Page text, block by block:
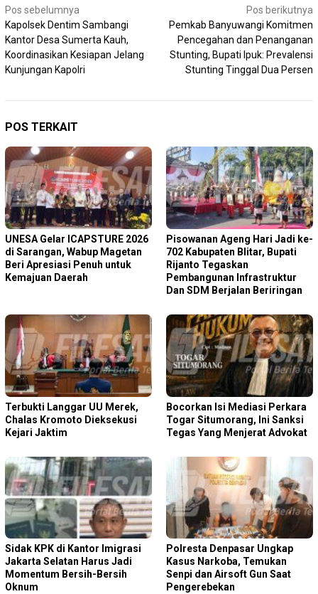
Navigasi
pos
Pos sebelumnya
Kapolsek Dentim Sambangi
Kantor Desa Sumerta Kauh,
Koordinasikan Kesiapan Jelang
Kunjungan Kapolri
Pos berikutnya
Pemkab Banyuwangi Komitmen
Pencegahan dan Penanganan
Stunting, Bupati Ipuk: Prevalensi
Stunting Tinggal Dua Persen
POS TERKAIT
‎UNESA Gelar ICAPSTURE 2026
di Sarangan, Wabup Magetan
Beri Apresiasi Penuh untuk
Kemajuan Daerah
Pisowanan Ageng Hari Jadi ke-
702 Kabupaten Blitar, Bupati
Rijanto Tegaskan
Pembangunan Infrastruktur
Dan SDM Berjalan Beriringan
Terbukti Langgar UU Merek,
Chalas Kromoto Dieksekusi
Kejari Jaktim
Bocorkan Isi Mediasi Perkara
Togar Situmorang, Ini Sanksi
Tegas Yang Menjerat Advokat
Sidak KPK di Kantor Imigrasi
Jakarta Selatan Harus Jadi
Momentum Bersih-Bersih
Oknum
Polresta Denpasar Ungkap
Kasus Narkoba, Temukan
Senpi dan Airsoft Gun Saat
Pengerebekan